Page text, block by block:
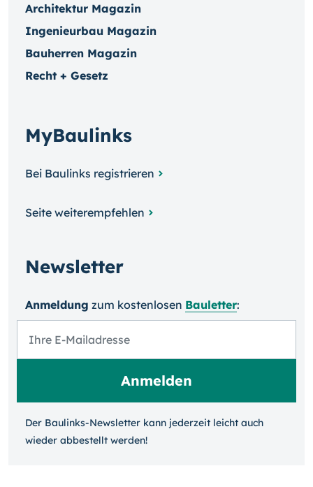
Architektur Magazin
Ingenieurbau Magazin
Bauherren Magazin
Recht + Gesetz
MyBaulinks
Bei Baulinks registrieren
Seite weiterempfehlen
Newsletter
Anmeldung zum kosten­losen Bauletter:
Der Baulinks-Newsletter kann jeder­zeit leicht auch
wieder ab­bestellt werden!